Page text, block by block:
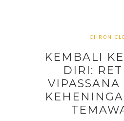
KEMBALI
DIRI:
VIPASSANA